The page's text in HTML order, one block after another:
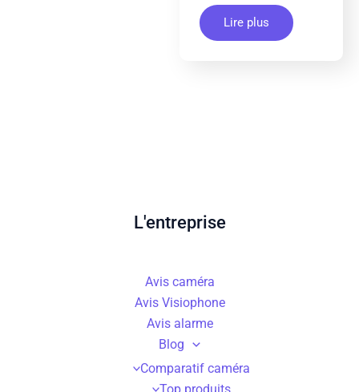
Lire plus
L'entreprise
Avis caméra
Avis Visiophone
Avis alarme
Blog
Comparatif caméra
Top produits